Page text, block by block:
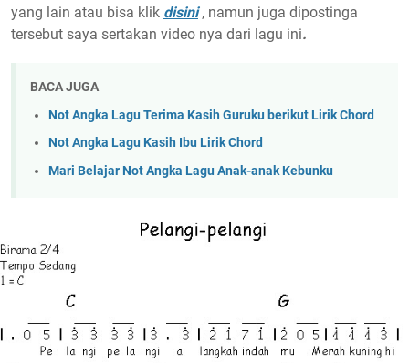
yang lain atau bisa klik disini, namun juga dipostinga
tersebut saya sertakan video nya dari lagu ini.
BACA JUGA
Not Angka Lagu Terima Kasih Guruku berikut Lirik Chord
Not Angka Lagu Kasih Ibu Lirik Chord
Mari Belajar Not Angka Lagu Anak-anak Kebunku